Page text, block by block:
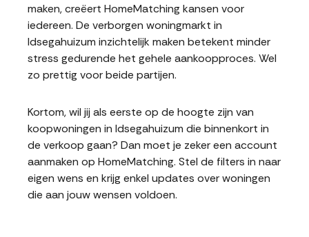
maken, creëert HomeMatching kansen voor
iedereen. De verborgen woningmarkt in
Idsegahuizum inzichtelijk maken betekent minder
stress gedurende het gehele aankoopproces. Wel
zo prettig voor beide partijen.
Kortom, wil jij als eerste op de hoogte zijn van
koopwoningen in Idsegahuizum die binnenkort in
de verkoop gaan? Dan moet je zeker een account
aanmaken op HomeMatching. Stel de filters in naar
eigen wens en krijg enkel updates over woningen
die aan jouw wensen voldoen.